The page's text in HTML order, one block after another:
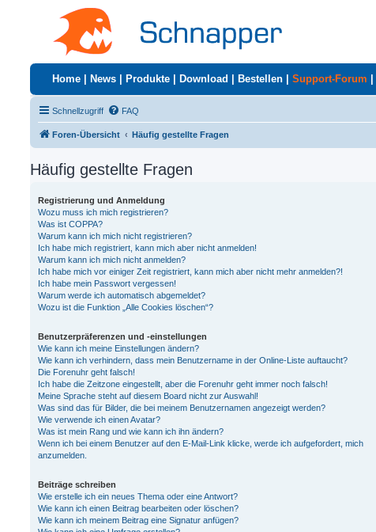
Home News Produkte Download Bestellen Support-Forum
Schnellzugriff FAQ
Foren-Übersicht Häufig gestellte Fragen
Häufig gestellte Fragen
Registrierung und Anmeldung
Wozu muss ich mich registrieren?
Was ist COPPA?
Warum kann ich mich nicht registrieren?
Ich habe mich registriert, kann mich aber nicht anmelden!
Warum kann ich mich nicht anmelden?
Ich habe mich vor einiger Zeit registriert, kann mich aber nicht mehr anmelden?!
Ich habe mein Passwort vergessen!
Warum werde ich automatisch abgemeldet?
Wozu ist die Funktion „Alle Cookies löschen“?
Benutzerpräferenzen und -einstellungen
Wie kann ich meine Einstellungen ändern?
Wie kann ich verhindern, dass mein Benutzername in der Online-Liste auftaucht?
Die Forenuhr geht falsch!
Ich habe die Zeitzone eingestellt, aber die Forenuhr geht immer noch falsch!
Meine Sprache steht auf diesem Board nicht zur Auswahl!
Was sind das für Bilder, die bei meinem Benutzernamen angezeigt werden?
Wie verwende ich einen Avatar?
Was ist mein Rang und wie kann ich ihn ändern?
Wenn ich bei einem Benutzer auf den E-Mail-Link klicke, werde ich aufgefordert, mich
anzumelden.
Beiträge schreiben
Wie erstelle ich ein neues Thema oder eine Antwort?
Wie kann ich einen Beitrag bearbeiten oder löschen?
Wie kann ich meinem Beitrag eine Signatur anfügen?